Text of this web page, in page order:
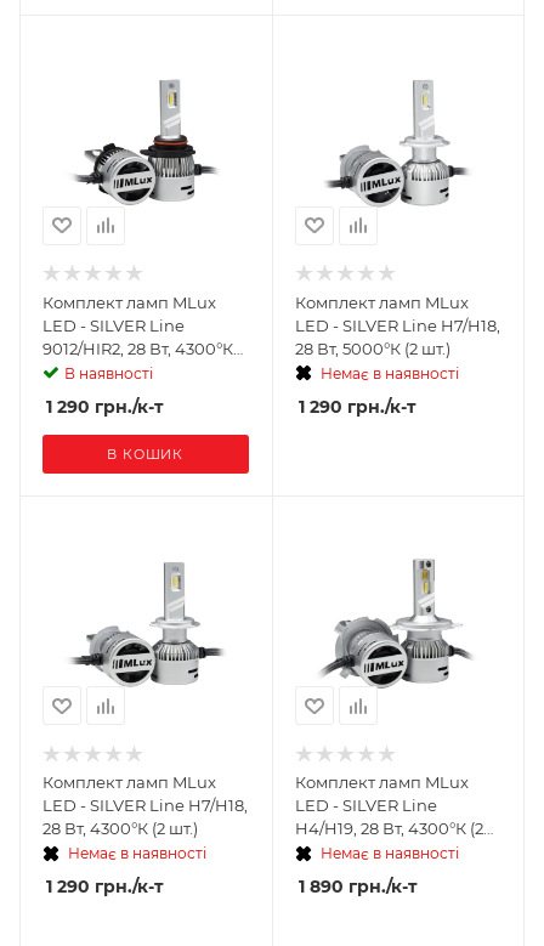
Комплект ламп MLux
LED - SILVER Line
9012/HIR2, 28 Вт, 4300°К
(2 шт.)В наявності
1 290 грн./к-т
В КОШИК
Комплект ламп MLux
LED - SILVER Line H7/H18,
28 Вт, 5000°К (2 шт.)
Немає в наявності
1 290 грн./к-т
Комплект ламп MLux
LED - SILVER Line H7/H18,
28 Вт, 4300°К (2 шт.)
Немає в наявності
1 290 грн./к-т
Комплект ламп MLux
LED - SILVER Line
H4/H19, 28 Вт, 4300°К (2
шт.)Немає в наявності
1 890 грн./к-т